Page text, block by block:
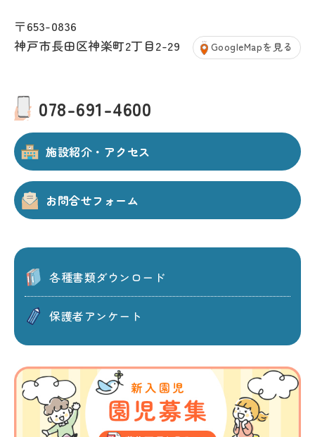
〒653-0836
神戸市長田区神楽町2丁目2-29
GoogleMapを見る
078-691-4600
施設紹介・アクセス
お問合せフォーム
各種書類ダウンロード
保護者アンケート